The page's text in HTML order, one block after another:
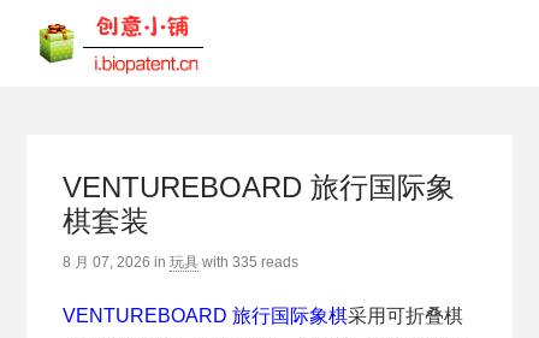
VENTUREBOARD 旅行国际象
棋套装
8 月 07, 2026 in玩具 with335 reads
VENTUREBOARD 旅行国际象棋采用可折叠棋